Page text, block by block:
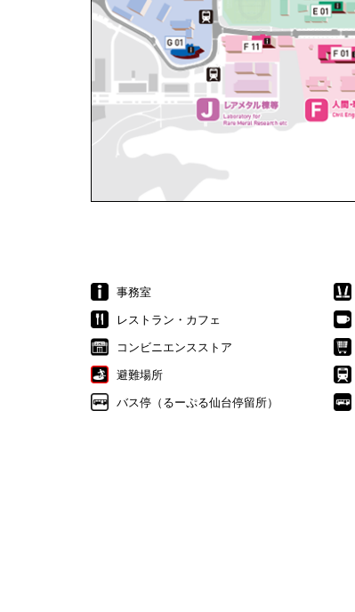
事務室
レストラン・カフェ
コンビニエンスストア
避難場所
バス停（るーぷる仙台停留所）